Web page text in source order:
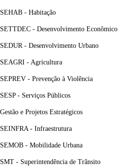
SEHAB - Habitação
SETTDEC - Desenvolvimento Econômico
SEDUR - Desenvolvimento Urbano
SEAGRI - Agricultura
SEPREV - Prevenção à Violência
SESP - Serviços Públicos
Gestão e Projetos Estratégicos
SEINFRA - Infraestrutura
SEMOB - Mobilidade Urbana
SMT - Superintendência de Trânsito